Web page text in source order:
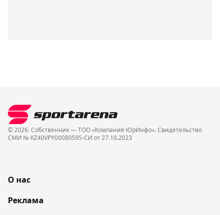
© 2026. Собственник — ТОО «Компания ЮрИнфо». Cвидетельство
СМИ № KZ40VPY00080595-СИ от 27.10.2023
О нас
Реклама